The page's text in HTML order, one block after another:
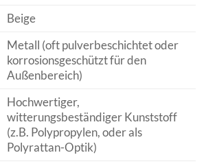
Beige
Metall (oft pulverbeschichtet oder
korrosionsgeschützt für den
Außenbereich)
Hochwertiger,
witterungsbeständiger Kunststoff
(z.B. Polypropylen, oder als
Polyrattan-Optik)